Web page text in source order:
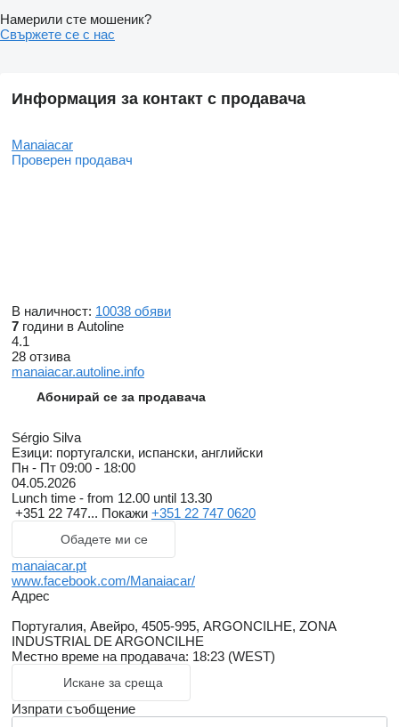
Намерили сте мошеник?
Свържете се с нас
Информация за контакт с продавача
Manaiacar
Проверен продавач
В наличност: 10038 обяви
7 години в Autoline
4.1
28 отзива
manaiacar.autoline.info
Абонирай се за продавача
Sérgio Silva
Езици: португалски, испански, английски
Пн - Пт 09:00 - 18:00
04.05.2026
Lunch time - from 12.00 until 13.30
+351 22 747... Покажи +351 22 747 0620
Обадете ми се
manaiacar.pt
www.facebook.com/Manaiacar/
Адрес
Португалия, Авейро, 4505-995, ARGONCILHE, ZONA
INDUSTRIAL DE ARGONCILHE
Местно време на продавача: 18:23 (WEST)
Искане за среща
Изпрати съобщение